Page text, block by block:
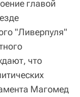
главой
"Ливерпуля"
что
Магомед